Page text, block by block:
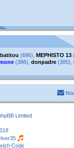
batitou (696), MEPHISTO 13
(386), donpadre (385),
Limited
Code